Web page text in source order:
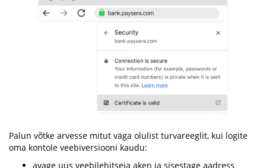
Palun võtke arvesse mitut väga olulist turvareeglit, kui logite
oma kontole veebiversiooni kaudu:
avage uus veebilehitseja aken ja sisestage aadress